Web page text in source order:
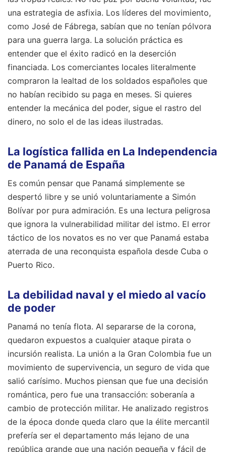
una estrategia de asfixia. Los líderes del movimiento,
como José de Fábrega, sabían que no tenían pólvora
para una guerra larga. La solución práctica es
entender que el éxito radicó en la deserción
financiada. Los comerciantes locales literalmente
compraron la lealtad de los soldados españoles que
no habían recibido su paga en meses. Si quieres
entender la mecánica del poder, sigue el rastro del
dinero, no solo el de las ideas ilustradas.
La logística fallida en La Independencia
de Panamá de España
Es común pensar que Panamá simplemente se
despertó libre y se unió voluntariamente a Simón
Bolívar por pura admiración. Es una lectura peligrosa
que ignora la vulnerabilidad militar del istmo. El error
táctico de los novatos es no ver que Panamá estaba
aterrada de una reconquista española desde Cuba o
Puerto Rico.
La debilidad naval y el miedo al vacío
de poder
Panamá no tenía flota. Al separarse de la corona,
quedaron expuestos a cualquier ataque pirata o
incursión realista. La unión a la Gran Colombia fue un
movimiento de supervivencia, un seguro de vida que
salió carísimo. Muchos piensan que fue una decisión
romántica, pero fue una transacción: soberanía a
cambio de protección militar. He analizado registros
de la época donde queda claro que la élite mercantil
prefería ser el departamento más lejano de una
república grande que una nación pequeña y fácil de